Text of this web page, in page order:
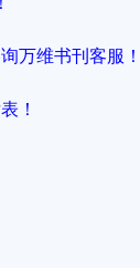
万维书刊客服
！